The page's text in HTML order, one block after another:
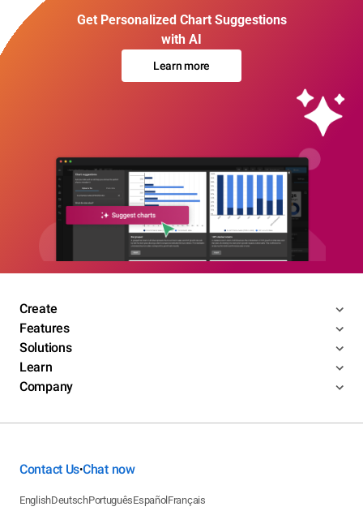
Get Personalized Chart Suggestions
with AI
Learn more
Create
Features
Solutions
Learn
Company
Contact Us•Chat now
EnglishDeutschPortuguêsEspañol Français